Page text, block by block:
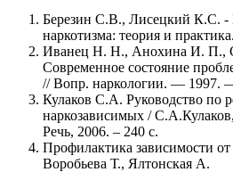
Березин С.В., Лисецкий К.С. -
наркотизма: теория и практика.
Иванец Н. Н., Анохина И. П.,
Современное состояние
// Вопр. наркологии. —
Кулаков С.А. Руководство по
наркозависимых /
Речь, 2006. – 240 с.
Профилактика зависимости
Воробьева Т., Ялтонская А.